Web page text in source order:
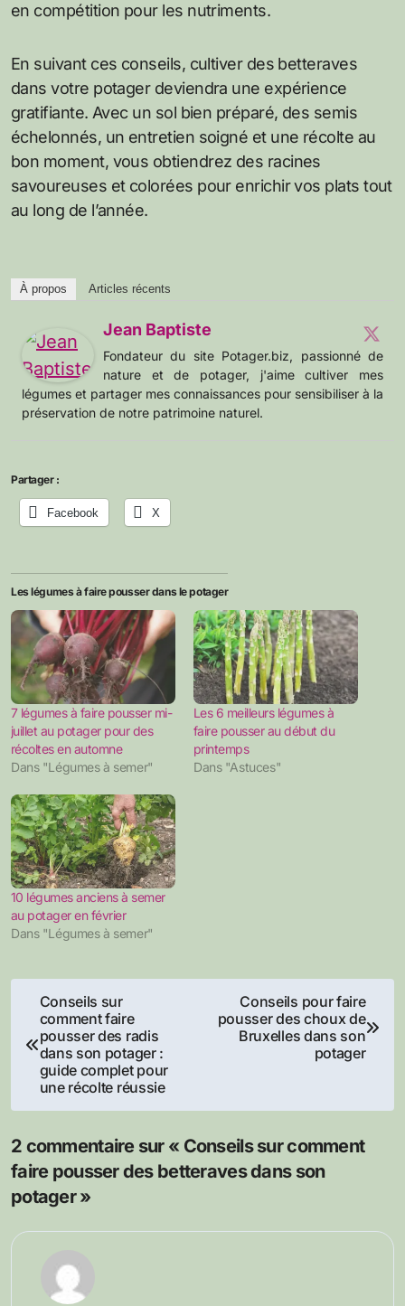
en compétition pour les nutriments.
En suivant ces conseils, cultiver des betteraves
dans votre potager deviendra une expérience
gratifiante. Avec un sol bien préparé, des semis
échelonnés, un entretien soigné et une récolte au
bon moment, vous obtiendrez des racines
savoureuses et colorées pour enrichir vos plats tout
au long de l’année.
À propos Articles récents
Jean Baptiste
Fondateur du site Potager.biz, passionné de
nature et de potager, j'aime cultiver mes
légumes et partager mes connaissances pour sensibiliser à la
préservation de notre patrimoine naturel.
Partager :
Facebook X
Les légumes à faire pousser dans le potager
7 légumes à faire pousser mi-
juillet au potager pour des
récoltes en automne
Dans "Légumes à semer"
Les 6 meilleurs légumes à
faire pousser au début du
printemps
Dans "Astuces"
10 légumes anciens à semer
au potager en février
Dans "Légumes à semer"
Navigation
de
l’article
Conseils sur
comment faire
pousser des radis
dans son potager :
guide complet pour
une récolte réussie
Conseils pour faire
pousser des choux de
Bruxelles dans son
potager
2 commentaire sur « Conseils sur comment
faire pousser des betteraves dans son
potager »